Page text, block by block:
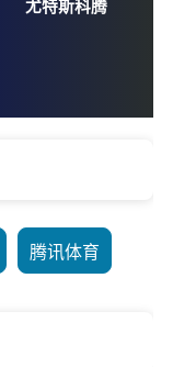
腾讯体育